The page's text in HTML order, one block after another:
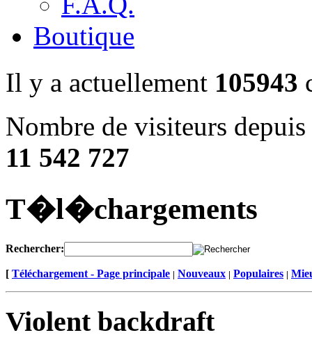
Boutique
Il y a actuellement 105943
Nombre de visiteurs
11 542 727
T�l�chargements
Rechercher:
[ Téléchargement - Page principale | Nouveaux | Populaires |
Violent backdraft